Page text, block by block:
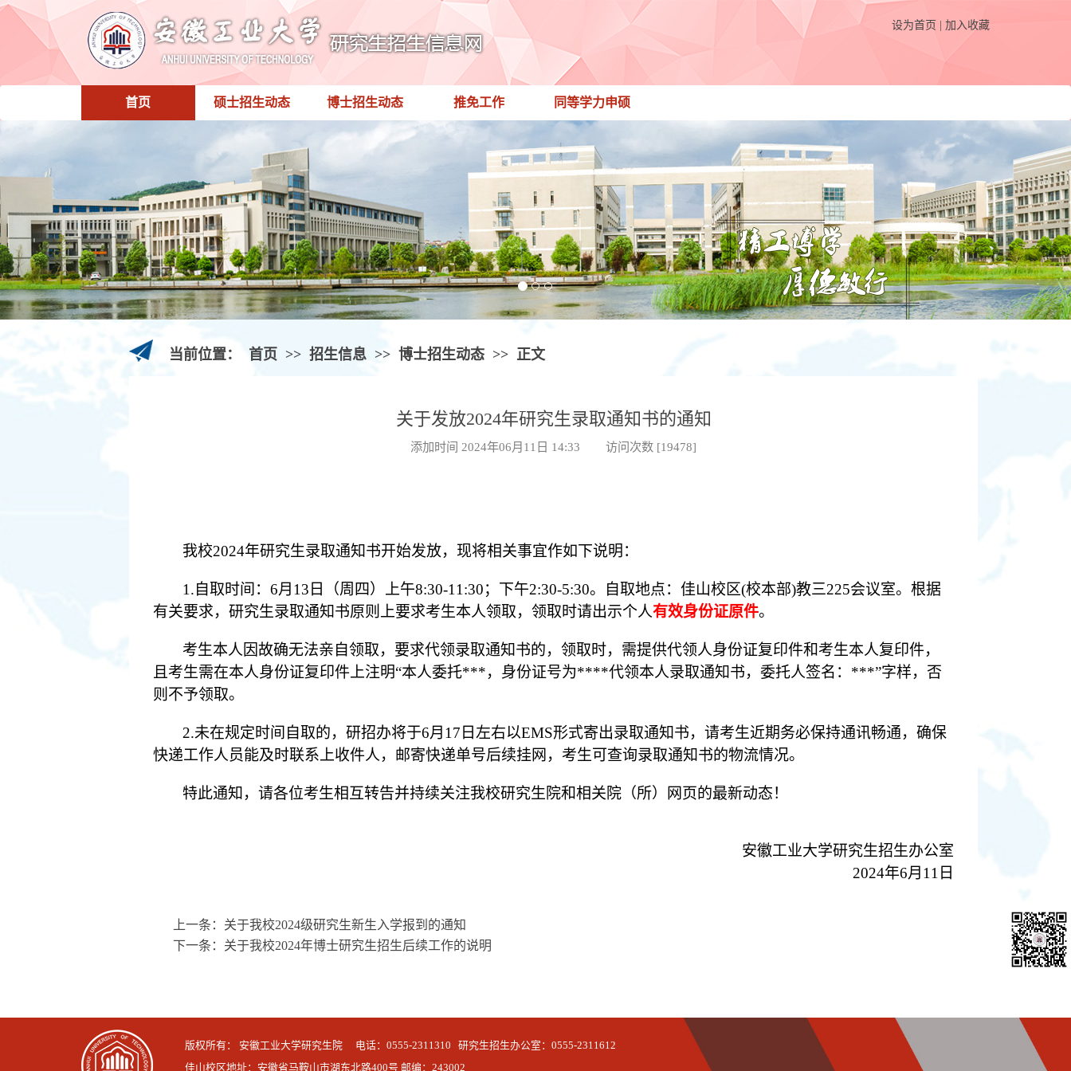
设为首页 加入收藏
首页 硕士招生动态 博士招生动态 推免工作 同等学力申硕
当前位置： 首页 >> 招生信息 >> 博士招生动态 >> 正文
关于发放2024年研究生录取通知书的通知
添加时间 2024年06月11日 14:33 访问次数 [19478]
我校2024年研究生录取通知书开始发放，现将相关事宜作如下说明：
1.自取时间：6月 13 日（周四 ）上午8:30-11:30；下午2:30-5:30。自取地点：佳山校区(校本部)教三225会议室。根据
有关要求， 研究生录取通知书原则上要求考生本人领取，领取时请出示个人有效身份证原件。
考生本人因故确无法亲自领取，要求代领录取通知书的，领取时，需提供代领人身份证复印件和考生本人复印件，
且考生需在本人身份证复印件上注明“本人委托***，身份证号为****代领本人录取通知书，委托人签名：***”字样，否
则不予领取。
2.未在规定时间自取的，研招办将于6月 17 日 左右以EMS形式寄出录取通知书，请考生近期务必保持通讯畅通，确保
快递工作人员能及时联系上收件人，邮寄快递单号后续挂网，考生可查询录取通知书的物流情况。
特此通知，请各位考生相互转告并持续关注我校研究生院和相关院（所）网页的最新动态！
安徽工业大学研究生招生办公室
2024年6月11日
上一条： 关于我校2024级研究生新生入学报到的通知
下一条： 关于我校2024年博士研究生招生后续工作的说明
版权所有： 安徽工业大学研究生院 电话：0555-2311310 研究生招生办公室：0555-2311612
佳山校区地址：安徽省马鞍山市湖东北路400号 邮编：243002